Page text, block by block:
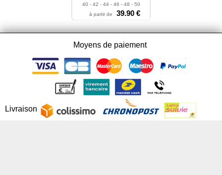
40 - 42 - 44 - 46 - 48 - 50
à partir de
39.90 €
Moyens de paiement
Livraison